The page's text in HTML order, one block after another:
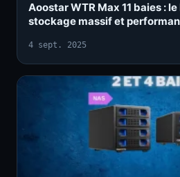
Aoostar WTR Max 11 baies :
stockage massif et
4 sept. 2025